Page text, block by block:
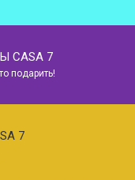
CASA 7
подарить!
7